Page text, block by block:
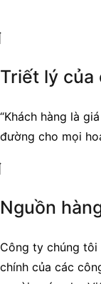
Triết lý của
“Khách hàng là
đường cho mọi
Nguồn
Công ty chúng tôi
chính của các